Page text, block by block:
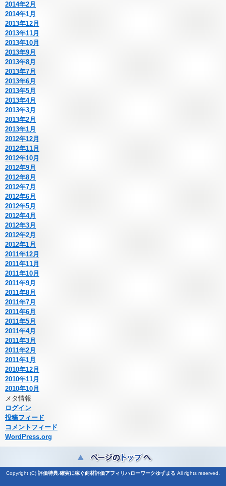
2014年2月
2014年1月
2013年12月
2013年11月
2013年10月
2013年9月
2013年8月
2013年7月
2013年6月
2013年5月
2013年4月
2013年3月
2013年2月
2013年1月
2012年12月
2012年11月
2012年10月
2012年9月
2012年8月
2012年7月
2012年6月
2012年5月
2012年4月
2012年3月
2012年2月
2012年1月
2011年12月
2011年11月
2011年10月
2011年9月
2011年8月
2011年7月
2011年6月
2011年5月
2011年4月
2011年3月
2011年2月
2011年1月
2010年12月
2010年11月
2010年10月
メタ情報
ログイン
投稿フィード
コメントフィード
WordPress.org
Copyright (C) 評価特典.確実に稼ぐ商材評価アフィリハローワークゆずまる All rights reserved.